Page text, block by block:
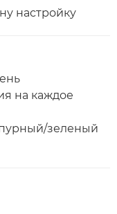
настройку
на каждое
зеленый